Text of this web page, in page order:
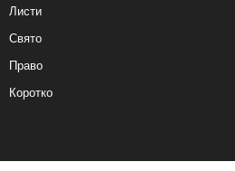
Листи
Свято
Право
Коротко